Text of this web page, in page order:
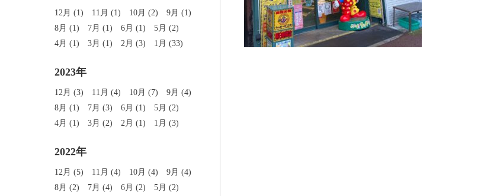
12月 (1) 11月 (1) 10月 (2)
9月 (1)
8月 (1)
7月 (1) 6月 (1)
5月 (2)
4月 (1)
3月 (1) 2月 (3) 1月 (33)
2023年
12月 (3) 11月 (4) 10月 (7)
9月 (4)
8月 (1)
7月 (3) 6月 (1)
5月 (2)
4月 (1)
3月 (2) 2月 (1) 1月 (3)
2022年
12月 (5) 11月 (4) 10月 (4)
9月 (4)
8月 (2)
7月 (4) 6月 (2)
5月 (2)